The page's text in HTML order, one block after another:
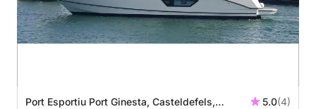
Port Esportiu Port Ginesta, Casteldefels,
5.0(4)